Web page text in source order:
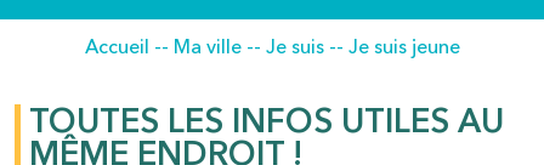
Accueil -- Ma ville-- Je suis-- Je suis jeune
TOUTES LES INFOS UTILES AU
MÊME ENDROIT !